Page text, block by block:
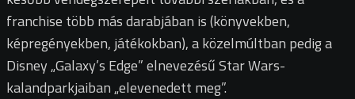
franchise több más darabjában is (könyvekben,
képregényekben, játékokban), a közelmúltban pedig a
Disney „Galaxy’s Edge” elnevezésű Star Wars-
kalandparkjaiban „elevenedett meg”.